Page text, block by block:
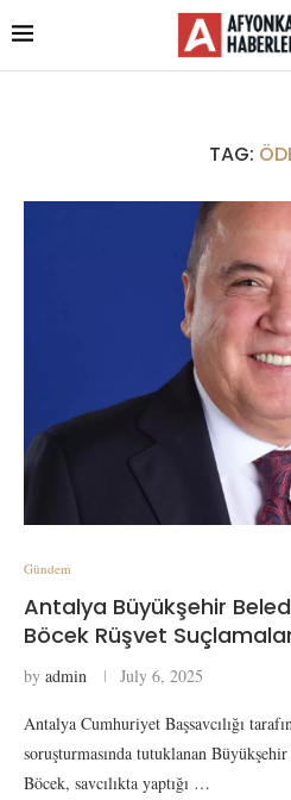
TAG:
Gündem
Antalya Büyükşehir
Böcek Rüşvet
by admin July 6, 2025
Antalya Cumhuriyet Başsavcılığı
soruşturmasında tutuklanan
Böcek, savcılıkta yaptığı …